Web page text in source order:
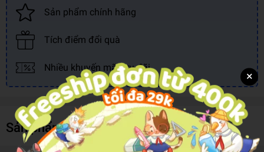
Sản phẩm chính hãng
Tích điểm đổi quà
Nhiều khuyến mãi, ưu đãi
Sản phẩm cùng loại
×